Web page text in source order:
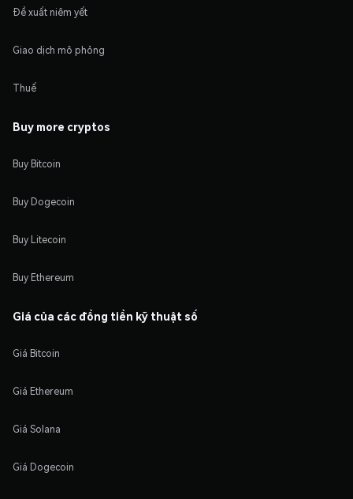
Đề xuất niêm yết
Giao dịch mô phỏng
Thuế
Buy more cryptos
Buy Bitcoin
Buy Dogecoin
Buy Litecoin
Buy Ethereum
Giá của các đồng tiền kỹ thuật số
Giá Bitcoin
Giá Ethereum
Giá Solana
Giá Dogecoin